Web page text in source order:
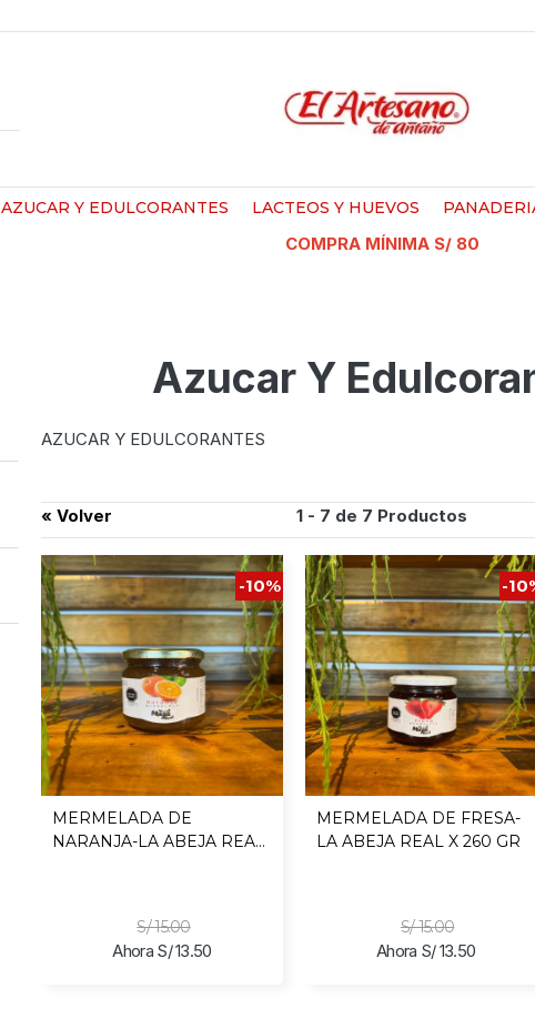
AZUCAR Y EDULCORANTES LACTEOS Y HUEVOS
COMPRA MÍNIMA S/ 80
Azucar Y
AZUCAR Y EDULCORANTES
« Volver 1 - 7 de 7 Productos
-10%
MERMELADA DE
NARANJA-LA ABEJA REAL
S/ 15.00
Ahora S/ 13.50
-
MERMELADA DE FRESA-
LA ABEJA REAL X 260 GR
S/ 15.00
Ahora S/ 13.50